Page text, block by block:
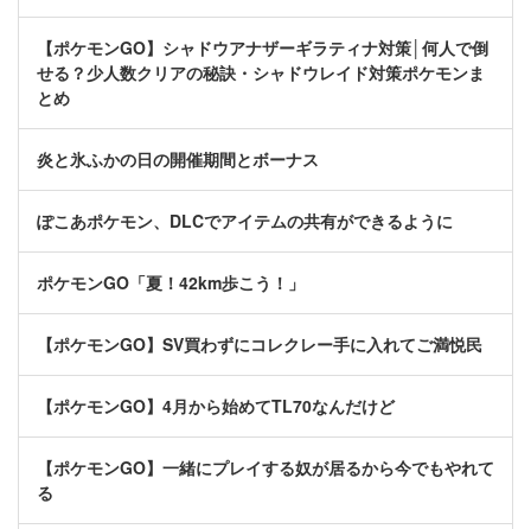
【ポケモンGO】シャドウアナザーギラティナ対策│何人で倒
せる？少人数クリアの秘訣・シャドウレイド対策ポケモンま
とめ
炎と氷ふかの日の開催期間とボーナス
ぽこあポケモン、DLCでアイテムの共有ができるように
ポケモンGO「夏！42km歩こう！」
【ポケモンGO】SV買わずにコレクレー手に入れてご満悦民
【ポケモンGO】4月から始めてTL70なんだけど
【ポケモンGO】一緒にプレイする奴が居るから今でもやれて
る